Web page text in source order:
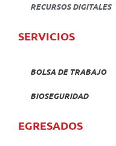
RECURSOS DIGITALES
SERVICIOS
BOLSA DE TRABAJO
BIOSEGURIDAD
EGRESADOS